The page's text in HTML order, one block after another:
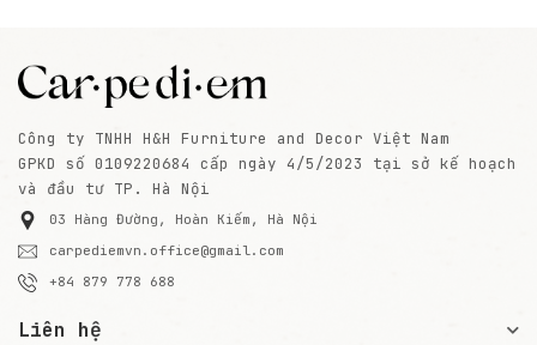
Công ty TNHH H&H Furniture and Decor Việt Nam
GPKD số 0109220684 cấp ngày 4/5/2023 tại sở kế hoạch
và đầu tư TP. Hà Nội
03 Hàng Đường, Hoàn Kiếm, Hà Nội
carpediemvn.office@gmail.com
+84 879 778 688
Liên hệ